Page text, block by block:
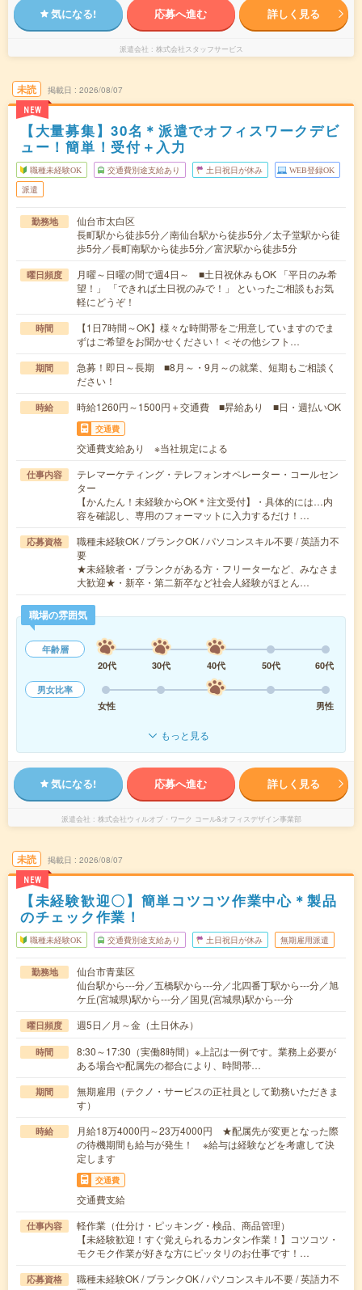
気になる! 応募へ進む 詳しく見る
派遣会社 株式会社スタッフサービス
未読
NEW
掲載日 2026/08/07
【大量募集】30名＊派遣でオフィスワークデビ
ュー！簡単！受付＋入力
職種未経験OK 交通費別途支給あり 土日祝日が休み WEB登録OK
派遣
勤務地
仙台市太白区
長町駅から徒歩5分／南仙台駅から徒歩5分／太子堂駅から徒
歩5分／長町南駅から徒歩5分／富沢駅から徒歩5分
曜日頻度
月曜～日曜の間で週4日～ ■土日祝休みもOK 「平日のみ希
望！」 「できれば土日祝のみで！」 といったご相談もお気
軽にどうぞ！
時間
【1日7時間～OK】様々な時間帯をご用意していますのでま
ずはご希望をお聞かせください！＜その他シフト…
期間
急募！即日～長期 ■8月～・9月～の就業、短期もご相談く
ださい！
時給 時給1260円～1500円＋交通費 ■昇給あり ■日・週払いOK
交通費
交通費支給あり ※当社規定による
仕事内容
テレマーケティング・テレフォンオペレーター・コールセン
ター
【かんたん！未経験からOK＊注文受付】・具体的には…内
容を確認し、専用のフォーマットに入力するだけ！…
応募資格
職種未経験OK / ブランクOK / パソコンスキル不要 / 英語力不
要
★未経験者・ブランクがある方・フリーターなど、みなさま
大歓迎★・新卒・第二新卒など社会人経験がほとん…
職場の雰囲気
年齢層
20代
30代 40代 50代
60代
男女比率
女性
男性
もっと見る
気になる! 応募へ進む 詳しく見る
派遣会社 株式会社ウィルオブ・ワーク コール&オフィスデザイン事業部
未読
NEW
掲載日 2026/08/07
【未経験歓迎〇】簡単コツコツ作業中心＊製品
のチェック作業！
職種未経験OK 交通費別途支給あり 土日祝日が休み 無期雇用派遣
勤務地
仙台市青葉区
仙台駅から---分／五橋駅から---分／北四番丁駅から---分／旭
ケ丘(宮城県)駅から---分／国見(宮城県)駅から---分
曜日頻度 週5日／月～金（土日休み）
時間
8:30～17:30（実働8時間）※上記は一例です。業務上必要が
ある場合や配属先の都合により、時間帯…
期間
無期雇用（テクノ・サービスの正社員として勤務いただきま
す）
時給
月給18万4000円～23万4000円 ★配属先が変更となった際
の待機期間も給与が発生！ ※給与は経験などを考慮して決
定します
交通費
交通費支給
仕事内容
軽作業（仕分け・ピッキング・検品、商品管理）
【未経験歓迎！すぐ覚えられるカンタン作業！】コツコツ・
モクモク作業が好きな方にピッタリのお仕事です！…
応募資格
職種未経験OK / ブランクOK / パソコンスキル不要 / 英語力不